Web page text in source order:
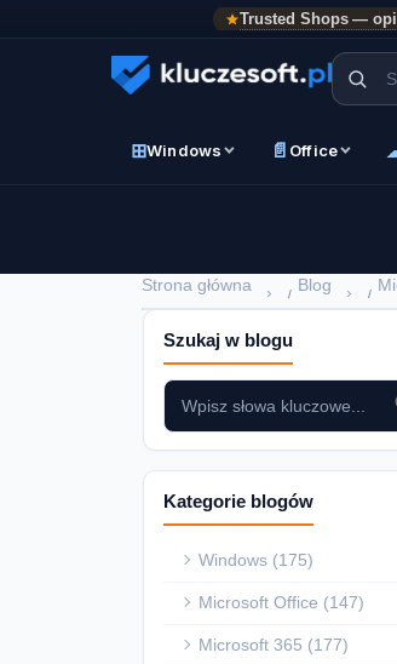
Trusted Shops —
⊞Windows 📄 Office
Strona główna › Blog ›
Szukaj w blogu
Kategorie blogów
Windows (175)
Microsoft Office (147)
Microsoft 365 (177)